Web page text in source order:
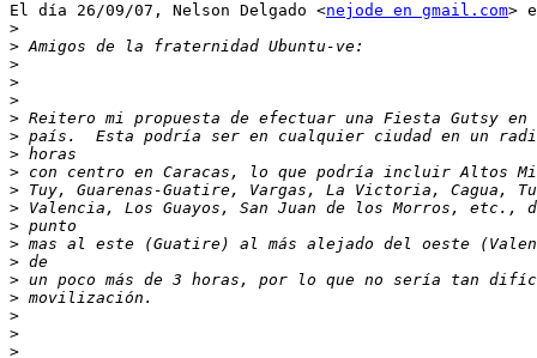
El día 26/09/07, Nelson Delgado <nejode en gmail.com>
>
>
>
>
>
>
>
>
>
>
>
>
>
>
>
>
>
>
>